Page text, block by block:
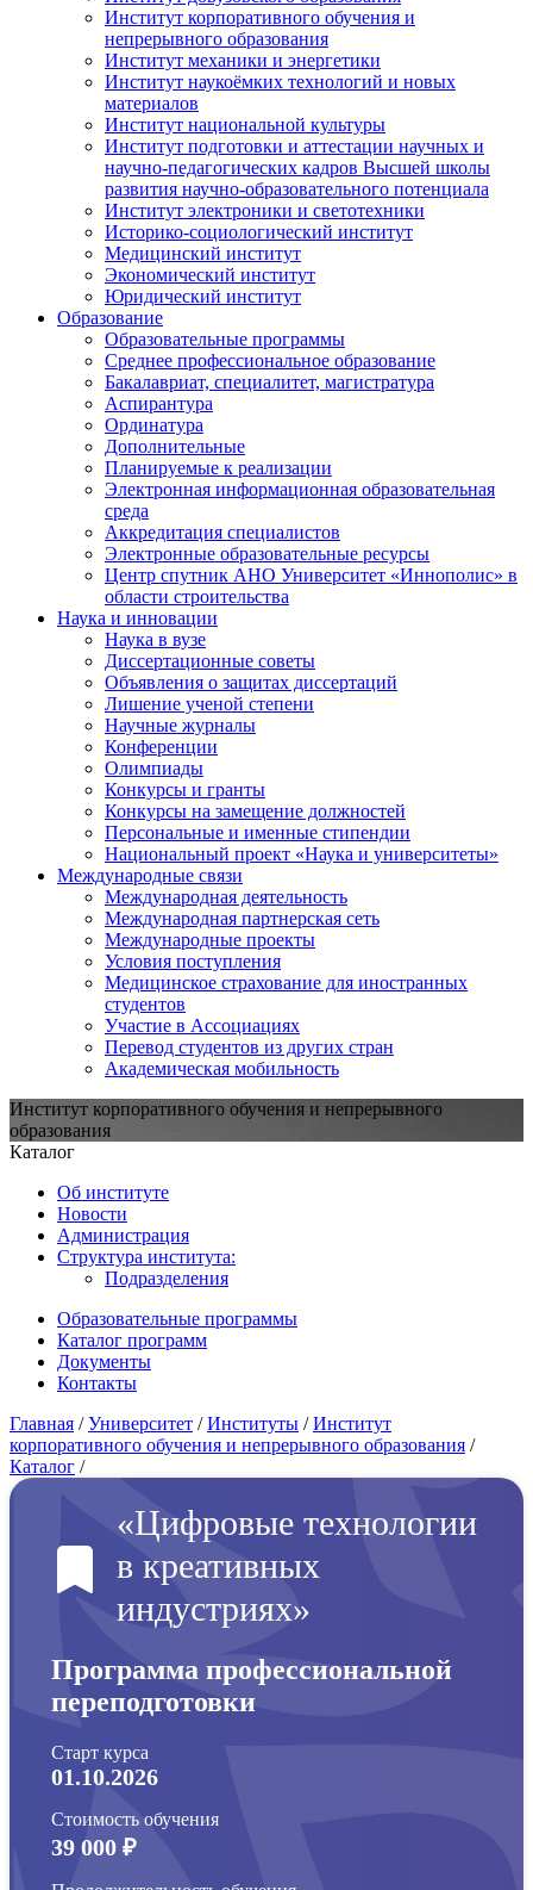
Институт корпоративного обучения и
непрерывного образования
Институт механики и энергетики
Институт наукоёмких технологий и новых
материалов
Институт национальной культуры
Институт подготовки и аттестации научных и
научно-педагогических кадров Высшей школы
развития научно-образовательного потенциала
Институт электроники и светотехники
Историко-социологический институт
Медицинский институт
Экономический институт
Юридический институт
Образование
Образовательные программы
Среднее профессиональное образование
Бакалавриат, специалитет, магистратура
Аспирантура
Ординатура
Дополнительные
Планируемые к реализации
Электронная информационная образовательная
среда
Аккредитация специалистов
Электронные образовательные ресурсы
Центр спутник АНО Университет «Иннополис» в
области строительства
Наука и инновации
Наука в вузе
Диссертационные советы
Объявления о защитах диссертаций
Лишение ученой степени
Научные журналы
Конференции
Олимпиады
Конкурсы и гранты
Конкурсы на замещение должностей
Персональные и именные стипендии
Национальный проект «Наука и университеты»
Международные связи
Международная деятельность
Международная партнерская сеть
Международные проекты
Условия поступления
Медицинское страхование для иностранных
студентов
Участие в Ассоциациях
Перевод студентов из других стран
Академическая мобильность
Институт корпоративного обучения и непрерывного
образования
Каталог
Об институте
Новости
Администрация
Структура института:
Подразделения
Образовательные программы
Каталог программ
Документы
Контакты
Главная /Университет /Институты /Институт
корпоративного обучения и непрерывного образования /
Каталог /
«Цифровые технологии
в креативных
индустриях»
Программа профессиональной
переподготовки
Старт курса
01.10.2026
Стоимость обучения
39 000 ₽